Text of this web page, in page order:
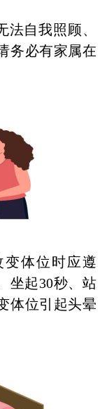
法自我照顾、
务必有家属在
变体位时应遵
坐起30秒、站
体位引起头晕